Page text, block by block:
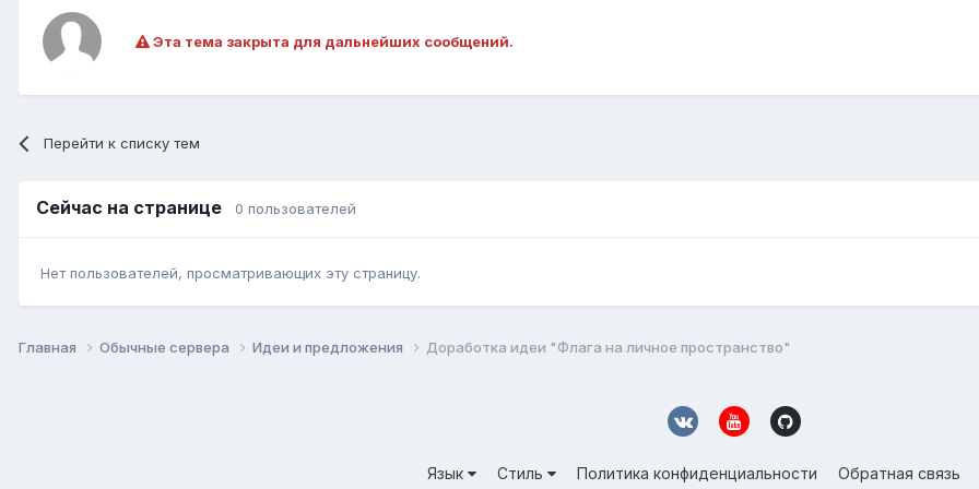
Эта тема закрыта для дальнейших сообщений.
Перейти к списку тем
Сейчас на странице 0 пользователей
Нет пользователей, просматривающих эту страницу.
Главная Обычные сервера Идеи и предложения Доработка идеи "Флага на личное пространство"
Язык Стиль Политика конфиденциальности Обратная связь